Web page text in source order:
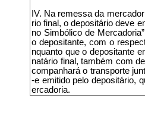
IV. Na remessa da
rio final, o depositário deve
no Simbólico de
o depositante, com o
nquanto que o depositante
natário final, também com
companhará o transporte
-e emitido pelo depositário,
ercadoria.